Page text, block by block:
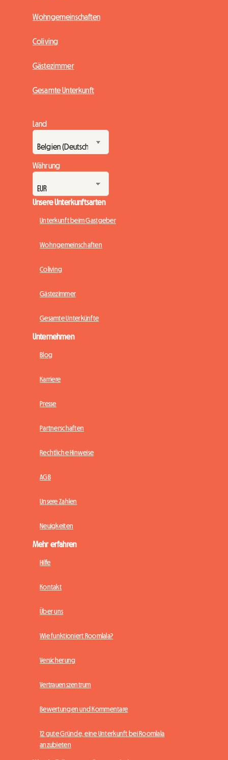
Wohngemeinschaften
Coliving
Gästezimmer
Gesamte Unterkunft
Land
Währung
Unsere Unterkunftsarten
Unterkunft beim Gastgeber
Wohngemeinschaften
Coliving
Gästezimmer
Gesamte Unterkünfte
Unternehmen
Blog
Karriere
Presse
Partnerschaften
Rechtliche Hinweise
AGB
Unsere Zahlen
Neuigkeiten
Mehr erfahren
Hilfe
Kontakt
Über uns
Wie funktioniert Roomlala?
Versicherung
Vertrauenszentrum
Bewertungen und Kommentare
12 gute Gründe, eine Unterkunft bei Roomlala
anzubieten